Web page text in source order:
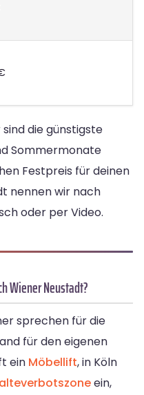
die günstigste
Sommermonate
Festpreis für deinen
nennen wir nach
oder per Video.
Wiener Neustadt?
sprechen für die
für den eigenen
ein Möbellift, in Köln
ein,